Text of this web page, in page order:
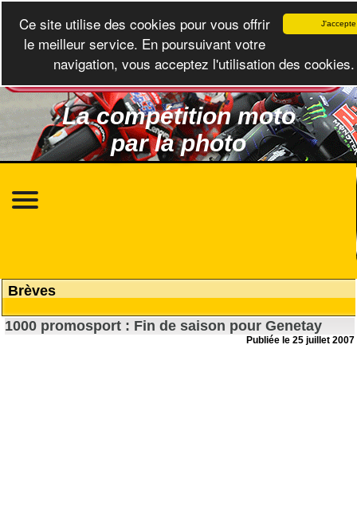
La compétition moto
par la photo
Brèves
1000 promosport : Fin de saison pour Genetay
Publiée le 25 juillet 2007
J'accepte
Ce site utilise des cookies pour vous offrir
le meilleur service. En poursuivant votre
navigation, vous acceptez l'utilisation des cookies.